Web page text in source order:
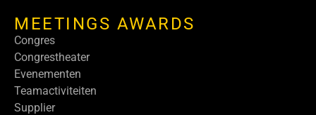
MEETINGS AWARDS
Congres
Congrestheater
Evenementen
Teamactiviteiten
Supplier